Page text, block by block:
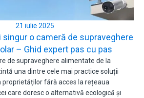
21 iulie 2025
o cameră de supraveghere
– Ghid expert pas cu pas
de supraveghere alimentate de la
una dintre cele mai practice soluții
fără acces la rețeaua
care doresc o alternativă ecologică și